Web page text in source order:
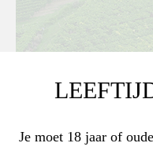
Je moet 18 jaar of